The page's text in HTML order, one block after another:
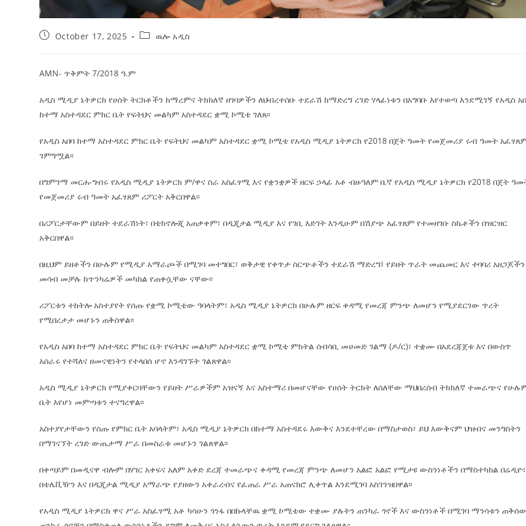
October 17, 2025 ዉሎ አዲስ
AMN- ጥቅምት 7/2018 ዓ.ም
አዲስ ሚዲያ ኔትዎርክ የሀሰት ትርክቶችን ከማረምና ትክክለኛ ዘገባዎችን ለህብረተሰቡ ተደራሽ ከማድረግ ረገድ ሃላፊነቱን በአግባቡ እየተወጣ እንደሚገኝ የአዲስ
ከተማ አስተዳደር ምክር ቤት የፍትህና መልካም አስተዳደር ቋሚ ኮሚቴ ገለጸ፡፡
የአዲስ አበባ ከተማ አስተዳደር ምክር ቤት የፍትህና መልካም አስተዳደር ቋሚ ኮሚቴ የአዲስ ሚዲያ ኔትዎርክ የ2018 በጀት ዓመት የመጀመሪያ ሩብ ዓመት
ገምግሟል፡፡
በግምገማ መርሐ-ግብሩ የአዲስ ሚዲያ ኔትዎርክ ም/ዋና ስራ አስፈፃሚ እና የቋንቋዎች ዘርፍ ኃላፊ አቶ ብዙዓለም ቤኛ የአዲስ ሚዲያ ኔትዎርክ የ2018 በጀት
የመጀመሪያ ሩብ ዓመት አፈፃጸም ሪፖርት አቅርበዋል፡፡
በሪፖርታቸውም በይዘት ተደራሽነት፣ በቴክኖሎጂ አጠቃቀም፣ በዲጂታል ሚዲያ እና የገቢ እድገት እንዲሁም በሽያጭ አፈፃጸም የተመዘገቡ ስኬቶችን በዝርዝር
አቅርበዋል፡፡
በዚህም ይዘቶችን በሁሉም የሚዲያ አማራጮች በሚገባ መተግበር፣ ወቅታዊ የቀጥታ ስርጭቶችን ተደራሽ ማድረግ፤ የይዘት ጥራት መጨመር እና ተባባሪ አዘጋጆችን
መሳብ መቻሉ ከጥንካሬዎች መካከል የጠቀሷቸው ናቸው፡፡
ሪፖርቱን ተከትሎ አስተያየት የሰጡ የቋሚ ኮሚቴው ዓባላትም፣ አዲስ ሚዲያ ኔትዎርክ በሁሉም ዘርፍ ቀዳሚ የመረጃ ምንጭ ለመሆን የሚያደርገው ጥረት
የሚበረታታ መሆኑን ጠቅሰዋል፡፡
የአዲስ አበባ ከተማ አስተዳደር ምክር ቤት የፍትህና መልካም አስተዳደር ቋሚ ኮሚቴ ምክትል ሰብሳቢ መሀመድ ገልማ (ዶ/ር)፣ ተቋሙ በአደረጃጀቱ እና በውስጥ
አሰራሩ የተሻለና ዘመናዊነትን የተላበሰ ሆኖ እንዳገኙት ገልጸዋል፡፡
አዲስ ሚዲያ ኔትዎርክ የሚያቀርባቸውን የይዘት ሥራዎችም አዝናኝ እና አስተማሪ በመሆናቸው የሀሰት ትርክት ለሰለቸው ማህበረሰብ ትክክለኛ ተመራጭና
ቤት እየሆነ መምጣቱን ተናግረዋል፡፡
አስተያየታቸውን የሰጡ የምክር ቤት አባላትም፣ አዲስ ሚዲያ ኔትዎርክ በከተማ አስተዳደሩ እውቅና እንደተቸረው በማስታወስ፣ ይህ እውቅናም ህዝብና መንግስትን
በማገናኘት ረገድ ውጤታማ ሥራ በመስራቱ መሆኑን ገልጸዋል፡፡
በቀጣይም በመዲናዋ ብሎም በሃገር አቀፍና አለም አቀድ ደረጃ ተመራጭና ቀዳሚ የመረጃ ምንጭ ለመሆን አልፎ አልፎ የሚታዩ ውስንነቶችን በማስተካከል በሬዲዮ፣
በቴሌቪዥን እና በዲጂታል ሚዲያ አማራጭ የያዘውን አቀራረብና የፈጠራ ሥራ አጠናክሮ ሊቀጥል እንደሚገባ አስገንዝበዋል፡፡
የአዲስ ሚዲያ ኔትዎርክ ዋና ሥራ አስፈፃሚ አቶ ካሳሁን ጎንፋ በበኩላቸዉ ቋሚ ኮሚቴው ተቋሙ ያሉትን ጠንካራ ጎኖች እና ውስንነቶች በሚገባ ማንሳቱን